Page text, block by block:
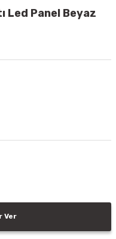
Led Panel Beyaz
Ver